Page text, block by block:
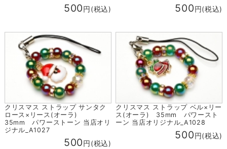
500円(税込) 500円(税込)
クリスマス ストラップ サンタク
ロース×リース(オーラ)
35mm パワーストーン 当店オリ
ジナル_A1027
500円(税込)
クリスマス ストラップ ベル×リー
ス(オーラ) 35mm パワースト
ーン 当店オリジナル_A1028
500円(税込)